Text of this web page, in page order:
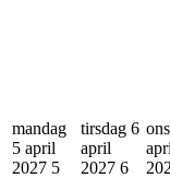
mandag
5 april
2027 5
tirsdag 6
april
2027 6